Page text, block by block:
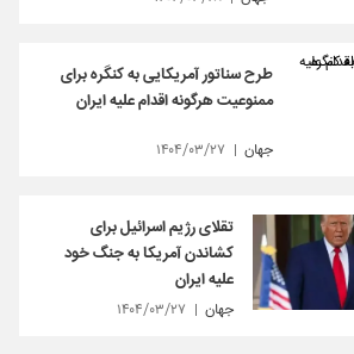
طرح سناتور آمریکایی به کنگره برای
ممنوعیت هرگونه اقدام علیه ایران
جهان ۱۴۰۴/۰۳/۲۷
تقلای رژیم اسرائیل برای
کشاندن آمریکا به جنگ خود
علیه ایران
جهان ۱۴۰۴/۰۳/۲۷